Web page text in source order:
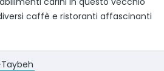
caffè e ristoranti affascinanti